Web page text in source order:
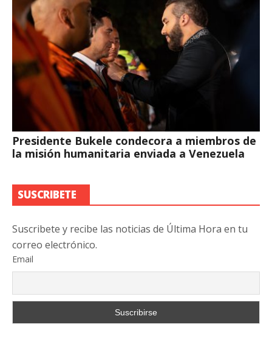
Presidente Bukele condecora a miembros de
la misión humanitaria enviada a Venezuela
SUSCRIBETE
Suscribete y recibe las noticias de Última Hora en tu
correo electrónico.
Email